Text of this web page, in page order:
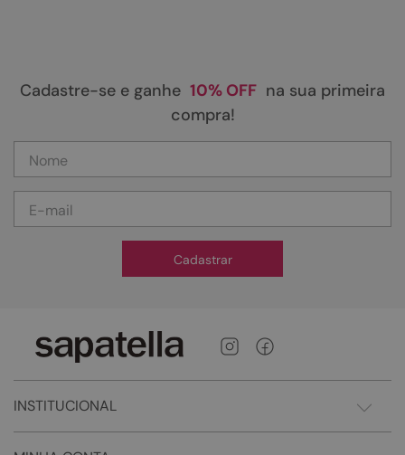
Cadastre-se e ganhe 10% OFF na sua primeira
compra!
Cadastrar
INSTITUCIONAL